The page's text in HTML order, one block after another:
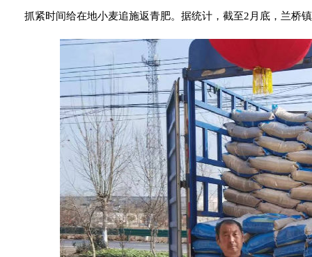
抓紧时间给在地小麦追施返青肥。据统计，截至2月底，兰桥